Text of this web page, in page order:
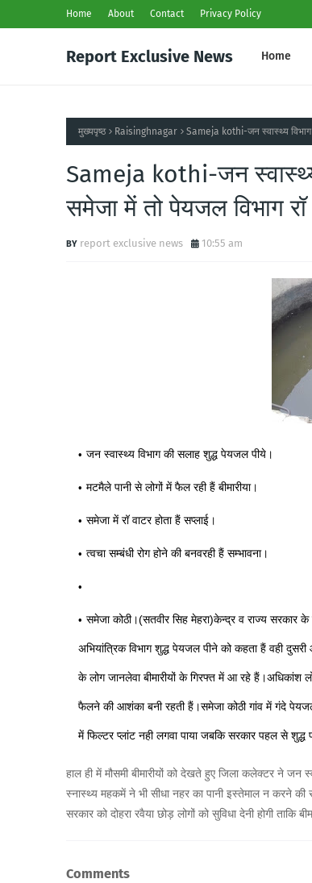
Home About Contact Privacy Policy
Report Exclusive News Home
मुख्यपृष्ठ Raisinghnagar Sameja kothi-जन स्वास्थ्य विभाग
Sameja kothi-जन
समेजा में तो पेयजल विभाग
report exclusive news 10:55 am
जन स्वास्थ्य विभाग की सलाह शुद्ध पेयजल पीये।
मटमैले पानी से लोगों में फैल रही हैं बीमारीया।
समेजा में रॉ वाटर होता हैं सप्लाई।
त्वचा सम्बंधी रोग होने की बनवरही हैं सम्भावना।
समेजा कोठी।(सतवीर सिह मेहरा)केन्द्र व राज्य
अभियांत्रिक विभाग शुद्ध पेयजल पीने को कहता हैं वही दुसरी
के लोग जानलेवा बीमारीयों के गिरफ्त में आ रहे हैं।अधिकांश
फैलने की आशंका बनी रहती हैं।समेजा कोठी गांव में गंदे
में फिल्टर प्लांट नही लगवा पाया जबकि सरकार पहल से शुद्ध
हाल ही में मौसमी बीमारीयों को देखते हुए जिला कलेक्टर ने जन
स्नास्थ्य महकमें ने भी सीधा नहर का पानी इस्तेमाल न करने
सरकार को दोहरा रवैया छोड़ लोगों को सुविधा देनी होगी ताकि
Comments